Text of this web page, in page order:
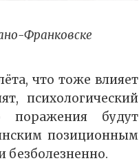
Франковске
что тоже влияет
психологический
поражения будут
позиционным
безболезненно.